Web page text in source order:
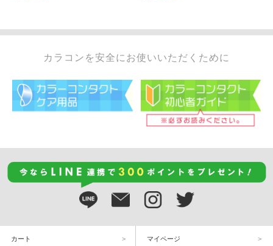
カラコンを安全にお使いいただくために
カート マイページ